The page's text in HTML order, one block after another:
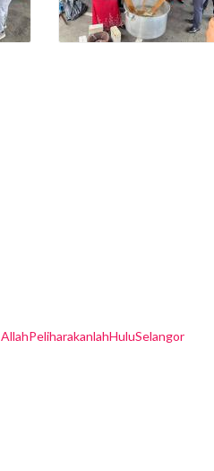
AllahPeliharakanlahHuluSelangor